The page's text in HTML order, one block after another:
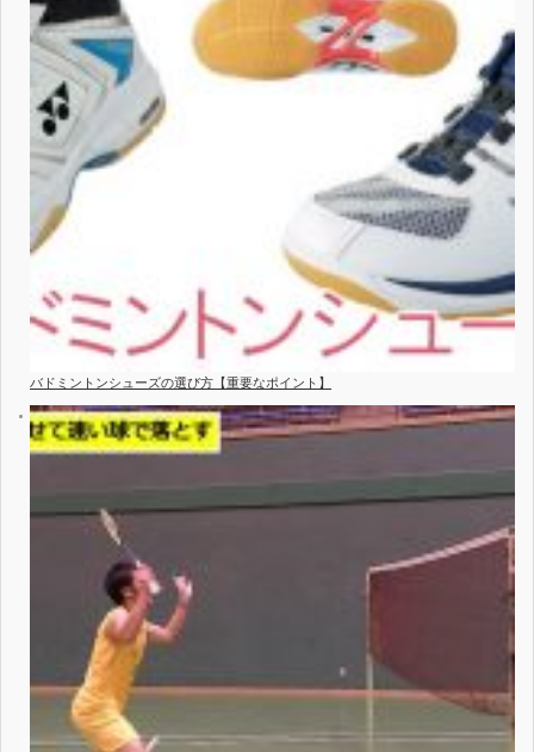
バドミントンシューズの選び方【重要なポイント】